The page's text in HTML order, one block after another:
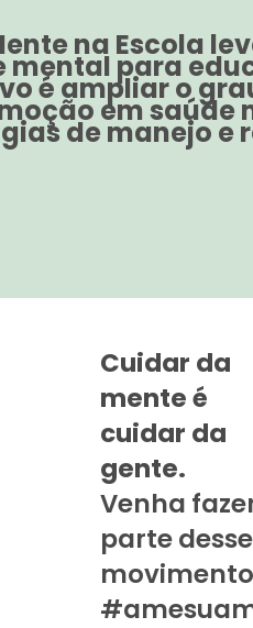
na Escola
para
é ampliar o
em saúde
de manejo e
Cuidar da
mente é
cuidar da
gente.
Venha
parte desse